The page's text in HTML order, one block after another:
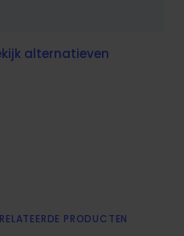
alternatieven
PRODUCTEN